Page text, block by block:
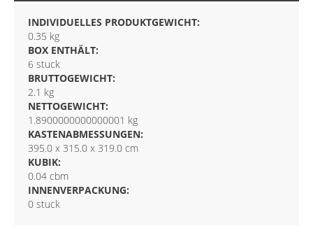
INDIVIDUELLES PRODUKTGEWICHT:
0.35 kg
BOX ENTHÄLT:
6 stuck
BRUTTOGEWICHT:
2.1 kg
NETTOGEWICHT:
1.8900000000000001 kg
KASTENABMESSUNGEN:
395.0 x 315.0 x 319.0 cm
KUBIK:
0.04 cbm
INNENVERPACKUNG:
0 stuck